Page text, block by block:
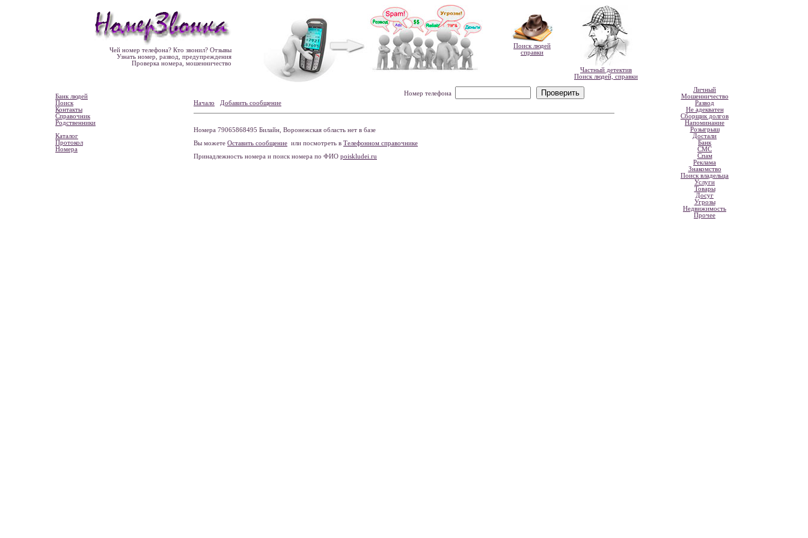
Чей номер телефона? Кто звонил? Отзывы
Узнать номер, развод, предупреждения
Проверка номера, мошенничество
Поиск людей
справки
Частный детектив
Поиск людей, справки
Банк людей
Поиск
Контакты
Справочник
Родственники
Каталог
Протокол
Номера
Номер телефона
Начало
Добавить сообщение
Номера 79065868495 Билайн, Воронежская область нет в базе
Вы можете Оставить сообщение или посмотреть в Телефонном справочнике
Принадлежность номера и поиск номера по ФИО poiskludei.ru
Личный
Мошенничество
Развод
Не адекватен
Сборщик долгов
Напоминание
Розыгрыш
Достали
Банк
СМС
Спам
Реклама
Знакомство
Поиск владельца
Услуги
Товары
Досуг
Угрозы
Недвижимость
Прочее